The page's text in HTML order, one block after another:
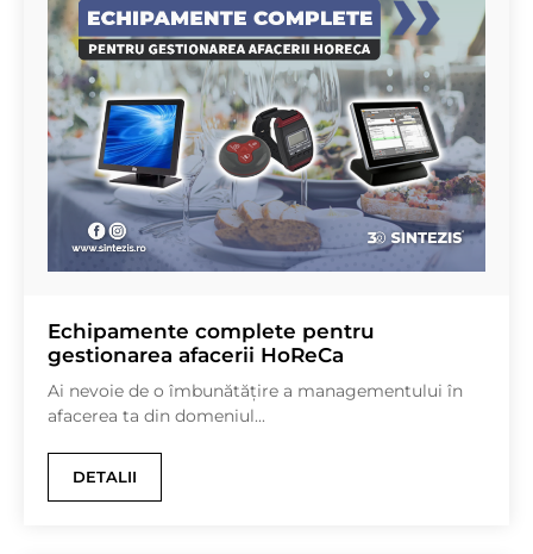
Echipamente complete pentru
gestionarea afacerii HoReCa
Ai nevoie de o îmbunătățire a managementului în
afacerea ta din domeniul...
DETALII